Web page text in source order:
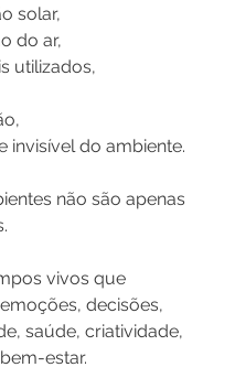
solar,
do ar,
utilizados,
invisível do ambiente.
não são apenas
vivos que
decisões,
saúde, criatividade,
estar.